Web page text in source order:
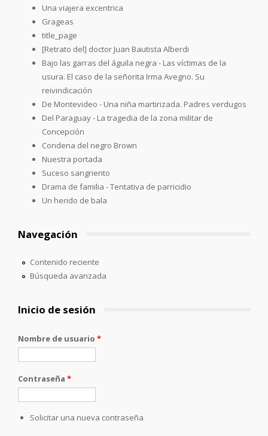
Una viajera excentrica
Grageas
title_page
[Retrato del] doctor Juan Bautista Alberdi
Bajo las garras del águila negra - Las víctimas de la
usura. El caso de la señorita Irma Avegno. Su
reivindicación
De Montevideo - Una niña martirizada. Padres verdugos
Del Paraguay - La tragedia de la zona militar de
Concepción
Condena del negro Brown
Nuestra portada
Suceso sangriento
Drama de familia - Tentativa de parricidio
Un herido de bala
Navegación
Contenido reciente
Búsqueda avanzada
Inicio de sesión
Nombre de usuario *
Contraseña *
Solicitar una nueva contraseña